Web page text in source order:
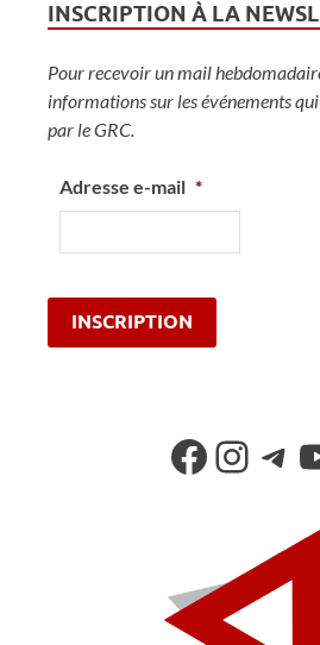
INSCRIPTION À LA
Pour recevoir un mail
informations sur les événements
par le GRC.
Adresse e-mail *